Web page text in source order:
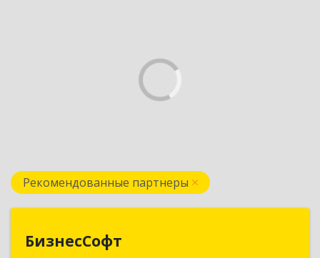
Рекомендованные партнеры
БизнесСофт